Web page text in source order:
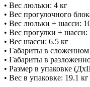
• Вес люльки: 4 кг
• Вес прогулочного
• Вес люльки + шасси:
• Вес прогулки + шасси:
• Вес шасси: 6.5 кг
• Габариты в
• Габариты в
• Размер в упаковке
• Вес в упаковке: 19.1 кг